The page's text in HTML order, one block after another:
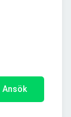
Ansök